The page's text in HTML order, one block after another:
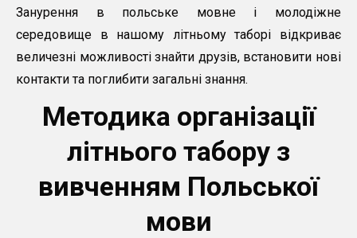
Занурення в польське мовне і молодіжне
середовище в нашому літньому таборі відкриває
величезні можливості знайти друзів, встановити нові
контакти та поглибити загальні знання.
Методика організації
літнього табору з
вивченням Польської
мови